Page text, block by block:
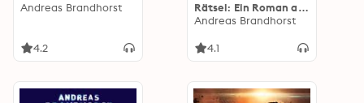
Andreas Brandhorst
4.2
Rätsel: Ein Roman aus
dem Omniversum
Andreas Brandhorst
4.1